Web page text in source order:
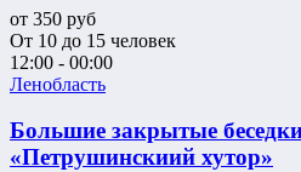
от 350 руб
От 10 до 15 человек
12:00 - 00:00
Ленобласть
Большие закрытые
«Петрушинскиий хутор»